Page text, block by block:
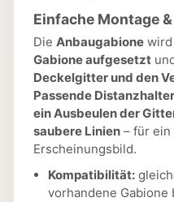
Einfache Montage
Die Anbaugabione wird
Gabione aufgesetzt
Deckelgitter und den
Passende
ein Ausbeulen der
saubere Linien – für ein
Erscheinungsbild.
Kompatibilität:
vorhandene Gabione